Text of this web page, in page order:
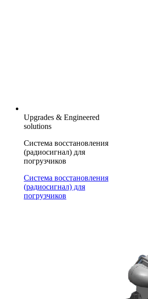
Upgrades & Engineered
solutions
Система восстановления
(радиосигнал) для
погрузчиков
Система восстановления
(радиосигнал) для
погрузчиков